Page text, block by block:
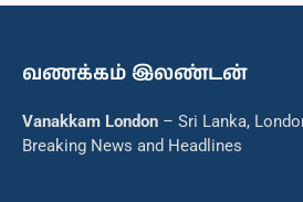
வணக்கம் இலண்டன்
Vanakkam London – Sri Lanka,
Breaking News and Headlines